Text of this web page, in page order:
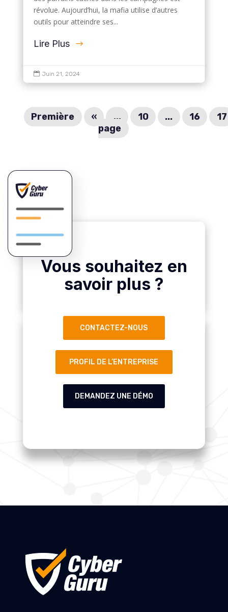
révolue. Aujourd’hui, la mafia utilise d’autres
outils pour atteindre ses...
Lire Plus
 Juin 21, 2024
Première « ... 10 ... 16
17
page
Vous souhaitez en
savoir plus ?
CONTACTEZ-NOUS
PROFIL DE L’ENTREPRISE
DEMANDEZ UNE DÉMO